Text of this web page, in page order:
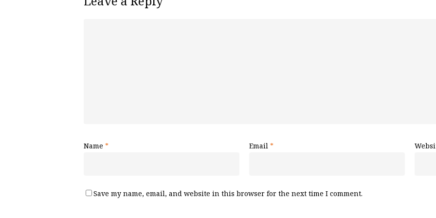
Name * Email *
Save my name, email, and website in this browser for the next time I comment.